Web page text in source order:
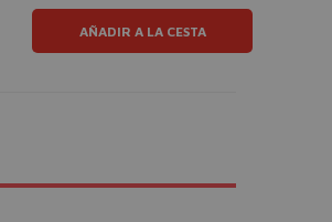
AÑADIR A LA CESTA